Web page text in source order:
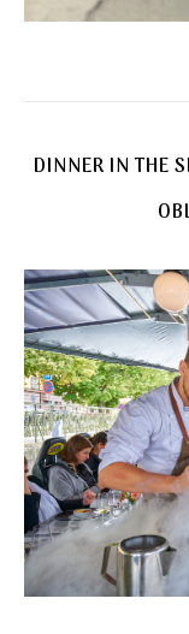
DINNER IN THE